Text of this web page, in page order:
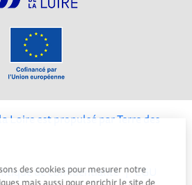
des cookies pour mesurer notre
mais aussi pour enrichir le site de
Loire est propulsé parTerre des
de confidentialité|CGU